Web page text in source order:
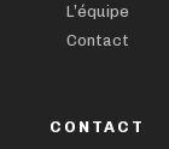
L’équipe
Contact
CONTACT